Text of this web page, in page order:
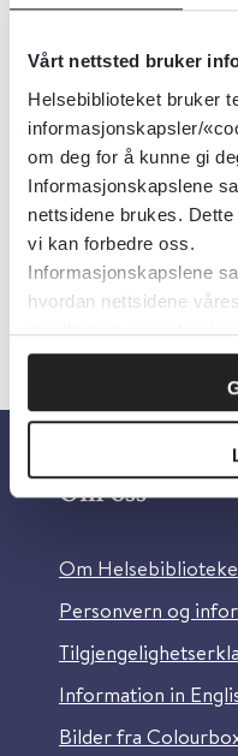
Vårt nettsted bruker
Helsebiblioteket bruker
informasjonskapsler/
om deg for å kunne gi
Informasjonskapslene
nettsidene brukes.
vi kan forbedre oss.
Informasjonskapslene
hvordan nettsidene
innsikt som gjør at vi
Håndtere
Detaljer
« 1 2 »
Om oss
Om
Personvern og
Information in
Bilder fra